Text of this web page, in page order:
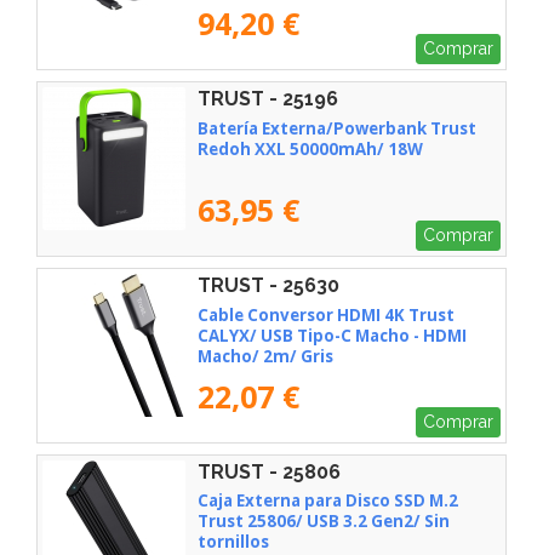
94,20 €
Comprar
TRUST - 25196
Batería Externa/Powerbank Trust
Redoh XXL 50000mAh/ 18W
63,95 €
Comprar
TRUST - 25630
Cable Conversor HDMI 4K Trust
CALYX/ USB Tipo-C Macho - HDMI
Macho/ 2m/ Gris
22,07 €
Comprar
TRUST - 25806
Caja Externa para Disco SSD M.2
Trust 25806/ USB 3.2 Gen2/ Sin
tornillos